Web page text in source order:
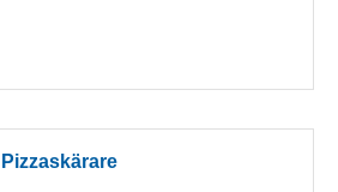
Pizzaskärare